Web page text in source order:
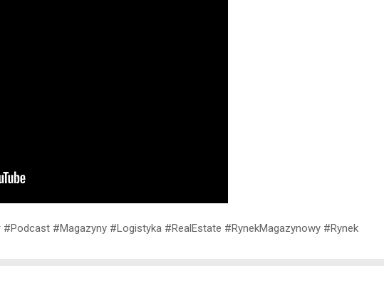
#Magazyny #Logistyka #RealEstate #RynekMagazynowy #Rynek